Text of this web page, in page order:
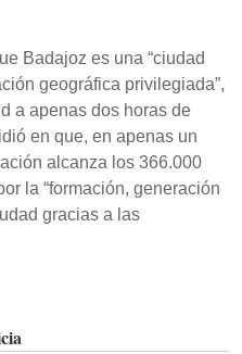
Badajoz es una “ciudad
geográfica privilegiada”,
a apenas dos horas de
en que, en apenas un
alcanza los 366.000
la “formación, generación
gracias a las